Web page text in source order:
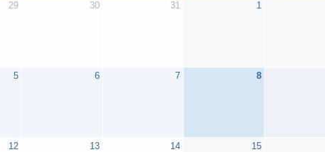
29 30 31 1
5 6 7 8
12 13 14 15